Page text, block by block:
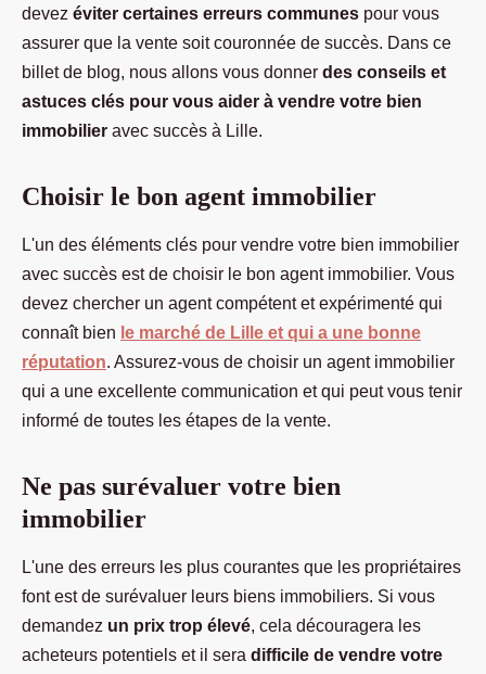
Dominique•26 juillet 2022• 3 min de lecture
devez éviter certaines erreurs communes pour vous
assurer que la vente soit couronnée de succès. Dans ce
billet de blog, nous allons vous donner des conseils et
astuces clés pour vous aider à vendre votre bien
immobilier avec succès à Lille.
Choisir le bon agent immobilier
L'un des éléments clés pour vendre votre bien immobilier
avec succès est de choisir le bon agent immobilier. Vous
devez chercher un agent compétent et expérimenté qui
connaît bien le marché de Lille et qui a une bonne
réputation. Assurez-vous de choisir un agent immobilier
qui a une excellente communication et qui peut vous tenir
informé de toutes les étapes de la vente.
Ne pas surévaluer votre bien
immobilier
L'une des erreurs les plus courantes que les propriétaires
font est de surévaluer leurs biens immobiliers. Si vous
demandez un prix trop élevé, cela découragera les
acheteurs potentiels et il sera difficile de vendre votre